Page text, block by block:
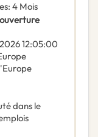
: 4 Mois
12:05:00
dans le